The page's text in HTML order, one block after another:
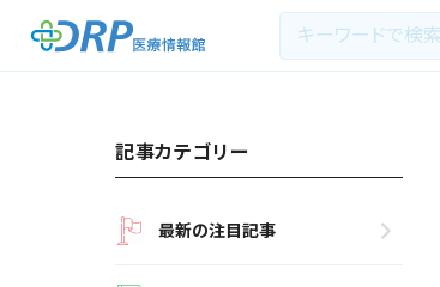
記事カテゴリー
最新の注目記事